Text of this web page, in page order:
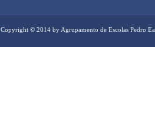
Copyright © 2014 by Agrupamento de Escolas Pedro